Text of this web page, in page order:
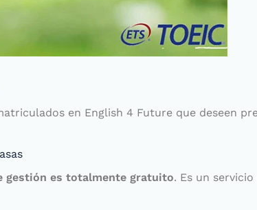
en English 4 Future que deseen
gestión es totalmente gratuito. Es un